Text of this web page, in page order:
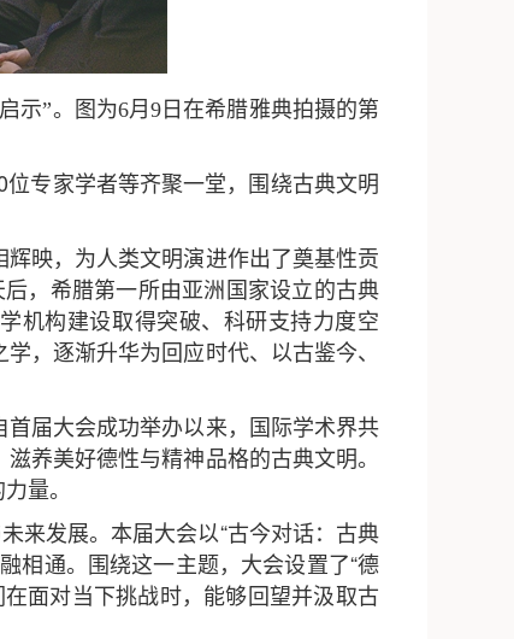
示”。图为6月9日在希腊雅典拍摄的第
专家学者等齐聚一堂，围绕古典文明
映，为人类文明演进作出了奠基性贡
，希腊第一所由亚洲国家设立的古典
机构建设取得突破、科研支持力度空
，逐渐升华为回应时代、以古鉴今、
届大会成功举办以来，国际学术界共
养美好德性与精神品格的古典文明。
量。
来发展。本届大会以“古今对话：古典
相通。围绕这一主题，大会设置了“德
面对当下挑战时，能够回望并汲取古